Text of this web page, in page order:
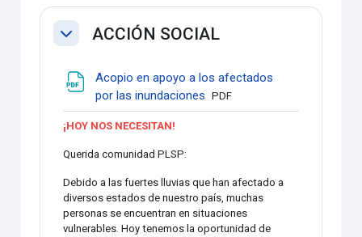
ColapsarACCIÓN SOCIAL
Acopio en apoyo a los afectados
por las inundaciones Archivo
PDF
¡HOY NOS NECESITAN!
Querida comunidad PLSP:
Debido a las fuertes lluvias que han afectado a
diversos estados de nuestro país, muchas
personas se encuentran en situaciones
vulnerables. Hoy tenemos la oportunidad de